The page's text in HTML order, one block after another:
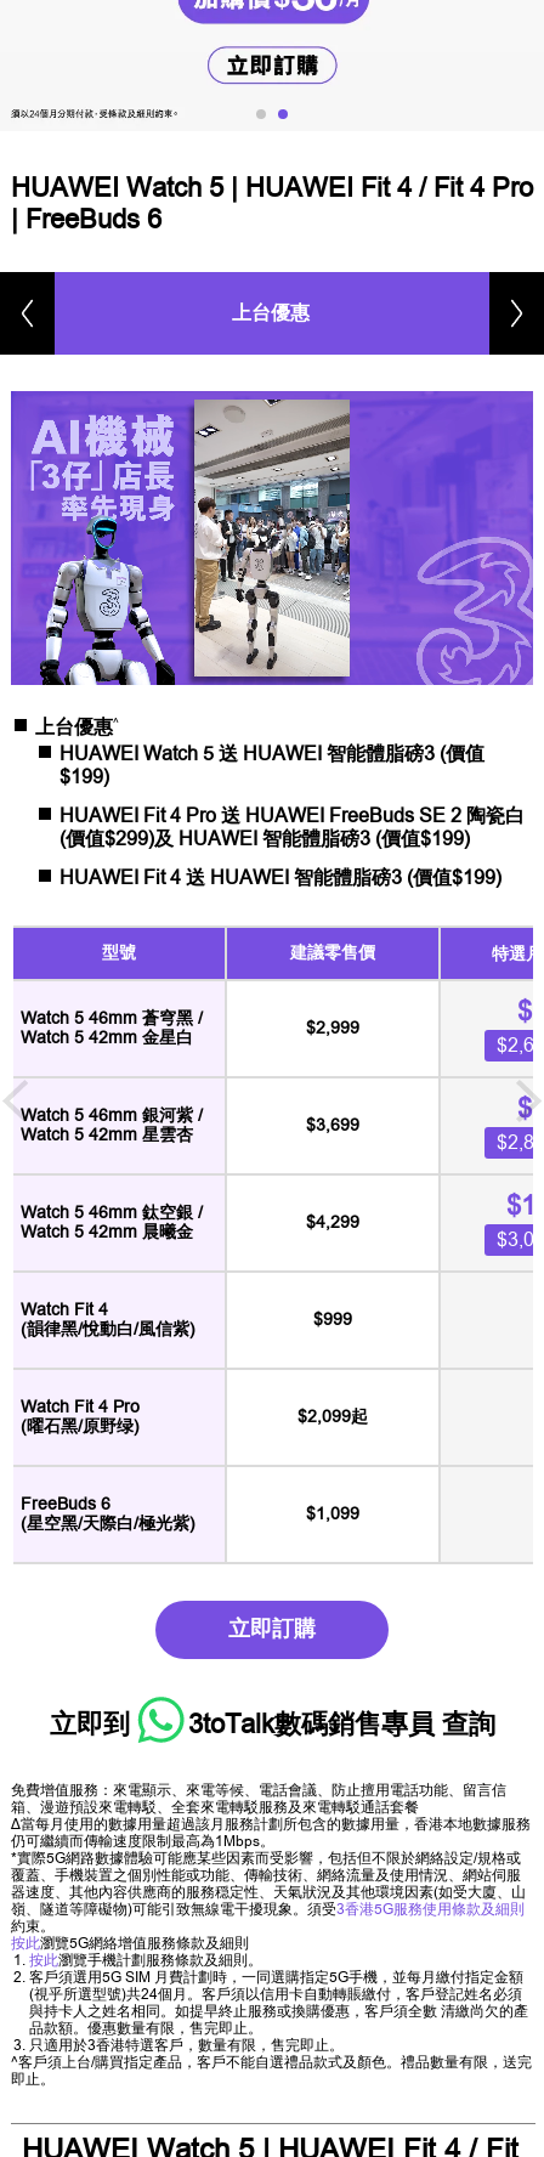
HUAWEI Watch 5 | HUAWEI Fit 4 / Fit 4 Pro
| FreeBuds 6
上台優惠
上台優惠^
HUAWEI Watch 5 送 HUAWEI 智能體脂磅3 (價值
$199)
HUAWEI Fit 4 Pro 送 HUAWEI FreeBuds SE 2 陶瓷白
(價值$299)及 HUAWEI 智能體脂磅3 (價值$199)
HUAWEI Fit 4 送 HUAWEI 智能體脂磅3 (價值$199)
型號 建議零售價 特選
Watch 5 46mm 蒼穹黑 /
Watch 5 42mm 金星白
$2,999
Watch 5 46mm 銀河紫 /
Watch 5 42mm 星雲杏
$3,699
Watch 5 46mm 鈦空銀 /
Watch 5 42mm 晨曦金
$4,299
Watch Fit 4
(韻律黑/悅動白/風信紫)
$999
Watch Fit 4 Pro
(曜石黑/原野绿)
$2,099起
FreeBuds 6
(星空黑/天際白/極光紫)
$1,099
立即訂購
立即到 3toTalk數碼銷售專員 查詢
免費增值服務：來電顯示、來電等候、電話會議、防止擅用電話功能、留言信
箱、漫遊預設來電轉駁、全套來電轉駁服務及來電轉駁通話套餐
∆當每月使用的數據用量超過該月服務計劃所包含的數據用量，香港本地數據服務
仍可繼續而傳輸速度限制最高為1Mbps。
*實際5G網路數據體驗可能應某些因素而受影響，包括但不限於網絡設定/規格或
覆蓋、手機裝置之個別性能或功能、傳輸技術、網絡流量及使用情況、網站伺服
器速度、其他內容供應商的服務穏定性、天氣狀況及其他環境因素(如受大廈、山
嶺、隧道等障礙物)可能引致無線電干擾現象。須受3香港5G服務使用條款及細則
約束。
按此瀏覽5G網絡增值服務條款及細則
按此瀏覽手機計劃服務條款及細則。
客戶須選用5G SIM 月費計劃時，一同選購指定5G手機，並每月繳付指定金額
(視乎所選型號)共24個月。客戶須以信用卡自動轉賬繳付，客戶登記姓名必須
與持卡人之姓名相同。如提早終止服務或換購優惠，客戶須全數 清繳尚欠的產
品款額。優惠數量有限，售完即止。
只適用於3香港特選客戶，數量有限，售完即止。
^客戶須上台/購買指定產品，客戶不能自選禮品款式及顏色。禮品數量有限，送完
即止。
HUAWEI Watch 5 | HUAWEI Fit 4 / Fit